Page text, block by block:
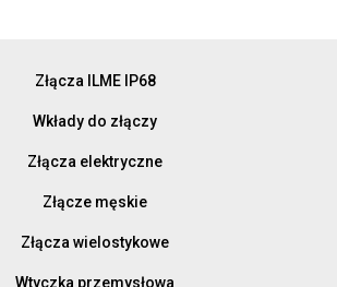
Złącza ILME IP68
Wkłady do złączy
Złącza elektryczne
Złącze męskie
Złącza wielostykowe
Wtyczka przemysłowa